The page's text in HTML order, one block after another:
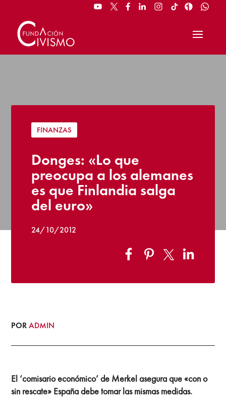
FINANZAS
Donges: «Lo que
preocupa a los alemanes
es que Finlandia salga
del euro»
24/10/2012
PORADMIN
El ‘comisario económico’ de Merkel asegura que «con o
sin rescate» España debe tomar las mismas medidas.